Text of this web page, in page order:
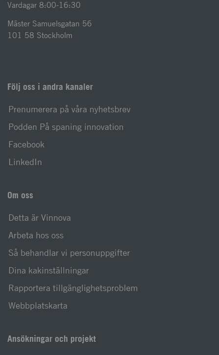
Vardagar 8:00-16:30
Mäster Samuelsgatan 56
101 58 Stockholm
Följ oss i andra kanaler
Prenumerera på våra nyhetsbrev
Podden På spaning innovation
Facebook
LinkedIn
Om oss
Detta är Vinnova
Arbeta hos oss
Så behandlar vi personuppgifter
Dina kakinställningar
Rapportera tillgänglighetsproblem
Webbplatskarta
Ansökningar och projekt